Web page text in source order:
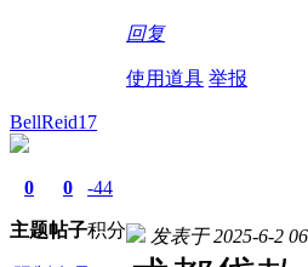
回复
使用道具 举报
BellReid17
0
主题
0
帖子
-44
积分 发表于 2025-6-2